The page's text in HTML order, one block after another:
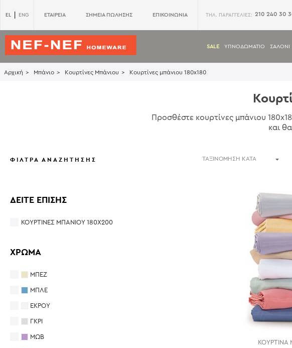
EL ENG ΕΤΑΙΡΕΙΑ ΣΗΜΕΙΑ ΠΩΛΗΣΗΣ ΕΠΙΚΟΙΝΩΝΙΑ ΤΗΛ. ΠΑΡΑΓΓΕΛΙΕΣ: 210 240 30
SALE ΥΠΝΟΔΩΜΑΤΙΟ ΣΑΛΟΝΙ
Αρχική Μπάνιο Κουρτίνες Μπάνιου Κουρτίνες μπάνιου 180x180
Προσθέστε κουρτίνες μπάνιου
και
ΦΙΛΤΡΑ ΑΝΑΖΗΤΗΣΗΣ
ΔΕΊΤΕ ΕΠΊΣΗΣ
ΚΟΥΡΤΊΝΕΣ ΜΠΆΝΙΟΥ 180X200
ΧΡΩΜΑ
ΜΠΕΖ
ΜΠΛΕ
ΕΚΡΟΥ
ΓΚΡΙ
ΜΩΒ
ΚΟΥΡΤΙΝΑ